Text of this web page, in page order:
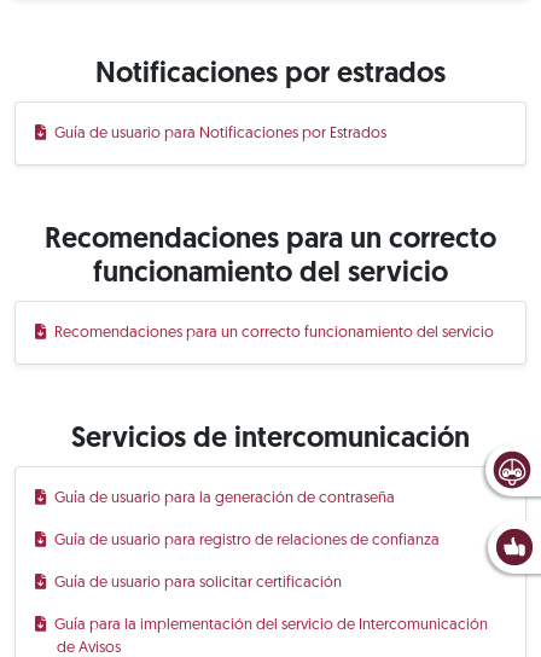
Notificaciones por estrados
Guía de usuario para Notificaciones por Estrados
Recomendaciones para un correcto
funcionamiento del servicio
Recomendaciones para un correcto funcionamiento del servicio
Servicios de intercomunicación
Guía de usuario para la generación de contraseña
Guía de usuario para registro de relaciones de confianza
Guía de usuario para solicitar certificación
Guía para la implementación del servicio de Intercomunicación
de Avisos